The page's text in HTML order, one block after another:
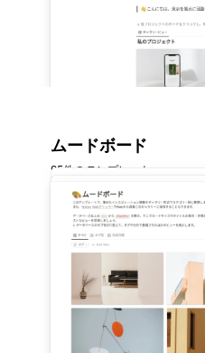
ムードボード
95件のテンプレート